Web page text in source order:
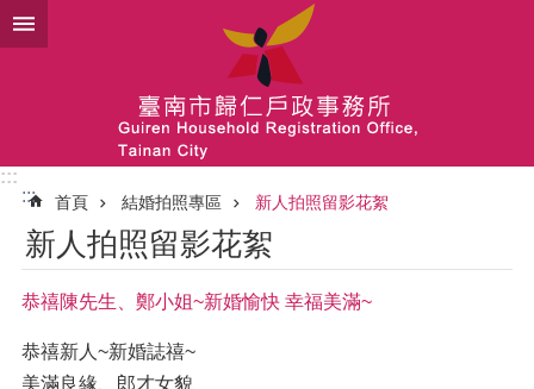
跳到主要內容區塊
:::
:::
首頁 結婚拍照專區 新人拍照留影花絮
新人拍照留影花絮
恭禧陳先生、鄭小姐~新婚愉快 幸福美滿~
恭禧新人~新婚誌禧~
美滿良緣、郎才女貌